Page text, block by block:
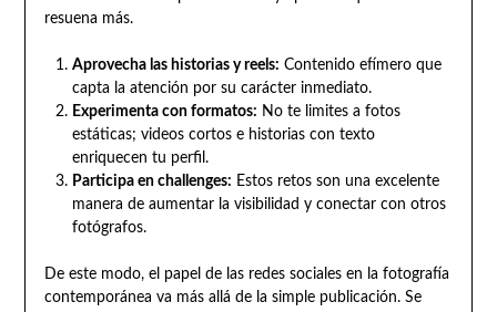
resuena más.
Aprovecha las historias y reels: Contenido efímero que
capta la atención por su carácter inmediato.
Experimenta con formatos: No te limites a fotos
estáticas; videos cortos e historias con texto
enriquecen tu perfil.
Participa en challenges: Estos retos son una excelente
manera de aumentar la visibilidad y conectar con otros
fotógrafos.
De este modo, el papel de las redes sociales en la fotografía
contemporánea va más allá de la simple publicación. Se